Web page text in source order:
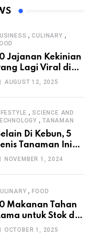
,CULINARY ,
Jajanan Kekinian
Lagi Viral di
AUGUST 12, 2025
,SCIENCE AND
,TANAMAN
Di Kebun, 5
Tanaman Ini
Cocok Di
NOVEMBER 1, 2024
,FOOD
Makanan Tahan
untuk Stok di
OCTOBER 1, 2025